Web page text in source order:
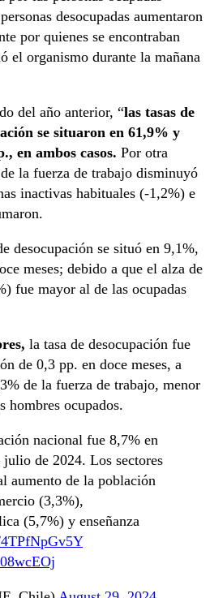
desocupadas aumentaron
por quienes se encontraban
el organismo durante la mañana
del año anterior, “las tasas de
se situaron en 61,9% y
en ambos casos. Por otra
la fuerza de trabajo disminuyó
inactivas habituales (-1,2%) e
desocupación se situó en 9,1%,
meses; debido a que el alza de
fue mayor al de las ocupadas
la tasa de desocupación fue
de 0,3 pp. en doce meses, a
de la fuerza de trabajo, menor
hombres ocupados.
nacional fue 8,7% en
de 2024. Los sectores
aumento de la población
(3,3%),
(5,7%) y enseñanza